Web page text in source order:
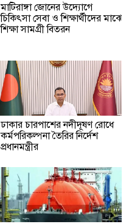
মাটিরাঙ্গা জোনের উদ্যোগে
চিকিৎসা সেবা ও শিক্ষার্থীদের মাঝে
শিক্ষা সামগ্রী বিতরন
ঢাকার চারপাশের নদীদূষণ রোধে
কর্মপরিকল্পনা তৈরির নির্দেশ
প্রধানমন্ত্রীর